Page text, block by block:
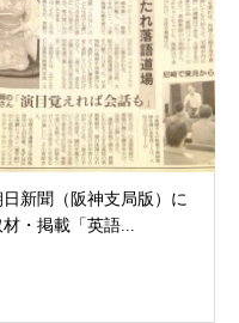
日新聞（阪神支局版）に
・掲載「英語...